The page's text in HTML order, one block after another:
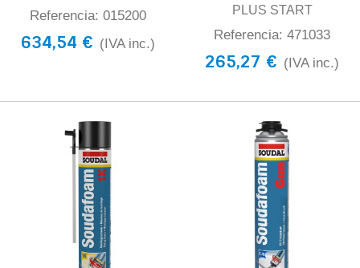
Referencia: 015200
634,54 € (IVA inc.)
PLUS START
Referencia: 471033
265,27 € (IVA inc.)